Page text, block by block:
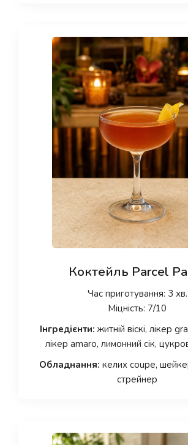
Коктейль Parcel
Час приготування: 3 хв.
Міцність: 7/10
Інгредієнти: житній віскі, лікер
лікер amaro, лимонний сік,
Обладнання: келих coupe,
стрейнер